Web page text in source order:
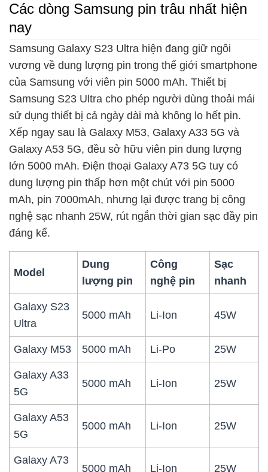
Các dòng Samsung pin trâu nhất hiện
nay
Samsung Galaxy S23 Ultra hiện đang giữ ngôi
vương về dung lượng pin trong thế giới smartphone
của Samsung với viên pin 5000 mAh. Thiết bị
Samsung S23 Ultra cho phép người dùng thoải mái
sử dụng thiết bị cả ngày dài mà không lo hết pin.
Xếp ngay sau là Galaxy M53, Galaxy A33 5G và
Galaxy A53 5G, đều sở hữu viên pin dung lượng
lớn 5000 mAh. Điện thoại Galaxy A73 5G tuy có
dung lượng pin thấp hơn một chút với pin 5000
mAh, pin 7000mAh, nhưng lại được trang bị công
nghệ sạc nhanh 25W, rút ngắn thời gian sạc đầy pin
đáng kể.
Model
Dung
lượng pin
Công
nghệ pin
Sạc
nhanh
Galaxy S23
Ultra
5000 mAh Li-Ion 45W
Galaxy M53 5000 mAh Li-Po 25W
Galaxy A33
5G
5000 mAh Li-Ion 25W
Galaxy A53
5G
5000 mAh Li-Ion 25W
Galaxy A73
5000 mAh Li-Ion 25W